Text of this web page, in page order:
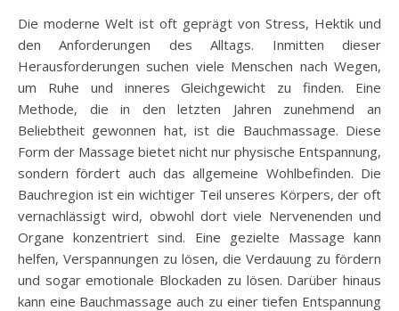
Die moderne Welt ist oft geprägt von Stress, Hektik und
den Anforderungen des Alltags. Inmitten dieser
Herausforderungen suchen viele Menschen nach Wegen,
um Ruhe und inneres Gleichgewicht zu finden. Eine
Methode, die in den letzten Jahren zunehmend an
Beliebtheit gewonnen hat, ist die Bauchmassage. Diese
Form der Massage bietet nicht nur physische Entspannung,
sondern fördert auch das allgemeine Wohlbefinden. Die
Bauchregion ist ein wichtiger Teil unseres Körpers, der oft
vernachlässigt wird, obwohl dort viele Nervenenden und
Organe konzentriert sind. Eine gezielte Massage kann
helfen, Verspannungen zu lösen, die Verdauung zu fördern
und sogar emotionale Blockaden zu lösen. Darüber hinaus
kann eine Bauchmassage auch zu einer tiefen Entspannung